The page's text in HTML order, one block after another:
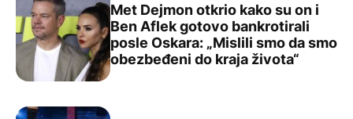
Met Dejmon otkrio kako su on i Ben Aflek gotovo
Met Dejmon otkrio kako su on i
Ben Aflek gotovo bankrotirali
posle Oskara: „Mislili smo da smo
obezbeđeni do kraja života“